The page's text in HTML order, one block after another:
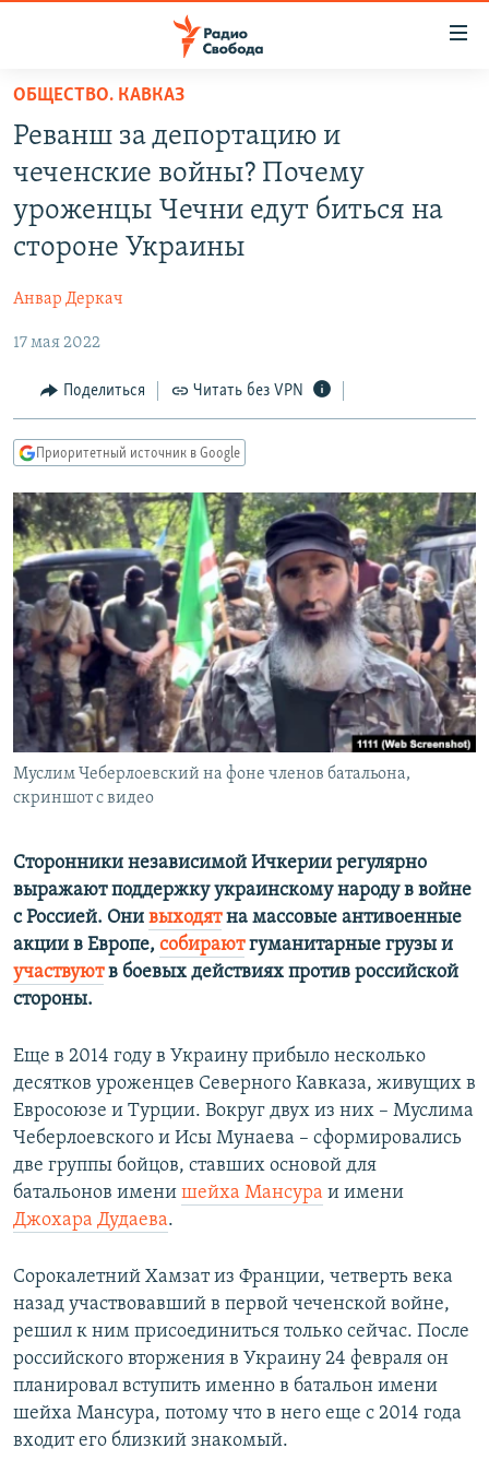
упрощенного
доступа
основному
содержанию
Вернутся
навигации
Вернутся
поиску
АВТОРСКИЕ ПРОЕКТЫ
ЦИТАТЫ СВОБОДЫ
КУЛЬТУРА
IDEL.РЕАЛИИ
КАВКАЗ.РЕАЛИИ
СИБИРЬ.РЕАЛИИ
РАСПИСАНИЕ ВЕЩАНИЯ
ПОДПИШИТЕСЬ НА РАССЫЛКУ
СОЦИАЛЬНЫЕ СЕТИ
Все сайты РСЕ/РС
ОБЩЕСТВО. КАВКАЗ
Реванш за депортацию и
чеченские войны? Почему
уроженцы Чечни едут биться на
стороне Украины
Анвар Деркач
17 мая 2022
Поделиться Читать без VPN
Приоритетный источник в Google
Муслим Чеберлоевский на фоне членов батальона,
скриншот с видео
Сторонники независимой Ичкерии регулярно
выражают поддержку украинскому народу в войне
с Россией. Они выходятна массовые антивоенные
акции в Европе, собираютгуманитарные грузы и
участвуютв боевых действиях против российской
стороны.
Еще в 2014 году в Украину прибыло несколько
десятков уроженцев Северного Кавказа, живущих в
Евросоюзе и Турции. Вокруг двух из них – Муслима
Чеберлоевского и Исы Мунаева – сформировались
две группы бойцов, ставших основой для
батальонов имени шейха Мансура и имени
Джохара Дудаева.
Сорокалетний Хамзат из Франции, четверть века
назад участвовавший в первой чеченской войне,
решил к ним присоединиться только сейчас. После
российского вторжения в Украину 24 февраля он
планировал вступить именно в батальон имени
шейха Мансура, потому что в него еще с 2014 года
входит его близкий знакомый.